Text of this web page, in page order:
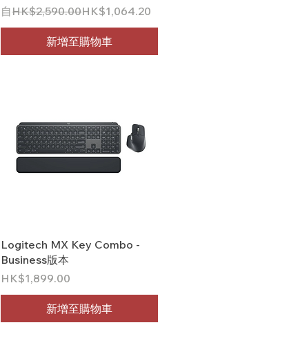
自
一般價格
HK$2,590.00HK$1,064.20
促銷價格
新增至購物車
快速瀏覽
Logitech MX Key Combo -
Business版本
價格
HK$1,899.00
新增至購物車